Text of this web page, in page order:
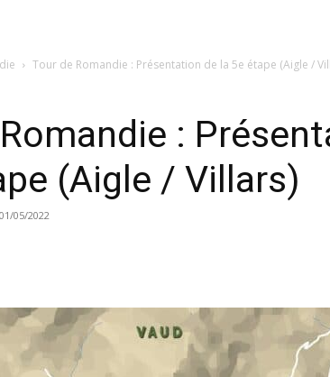
Tour de Romandie : Présentation de la 5e étape (Aigle /
:
(Aigle / Villars)
01/05/2022